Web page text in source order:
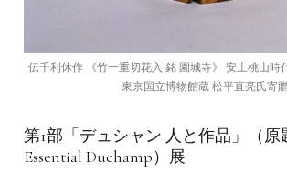
伝千利休作 《竹一重切花入 銘 園城寺》 安土桃山時
東京国立博物館蔵 松平直亮氏寄
第1部「デュシャン 人と作品」（原
Essential Duchamp）展